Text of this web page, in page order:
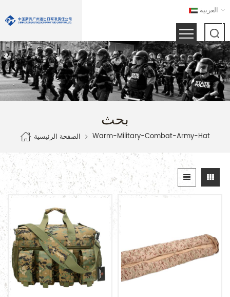
العربية
بحث
الصفحة الرئيسية Warm-Military-Combat-Army-Hat